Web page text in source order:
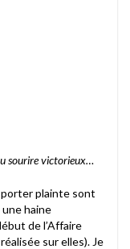
sourire victorieux…
porter plainte sont
haine
de l’Affaire
sur elles). Je